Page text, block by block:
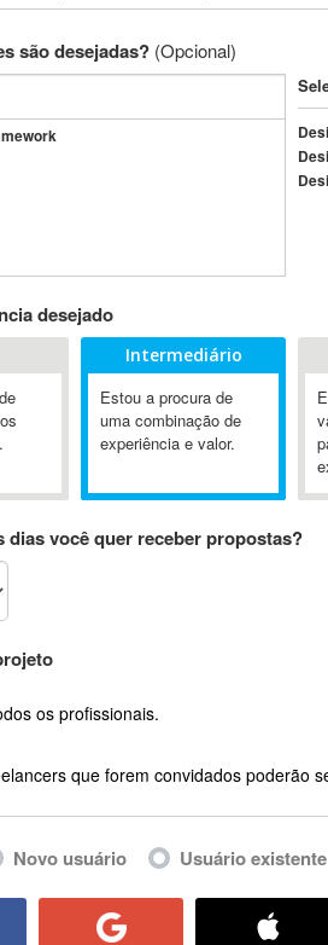
são desejadas? (Opcional)
(AWT)
desejado
Intermediário
Estou a procura de
uma combinação de
experiência e valor.
dias você quer receber propostas?
os profissionais.
que forem convidados poderão
Novo usuário Usuário existente